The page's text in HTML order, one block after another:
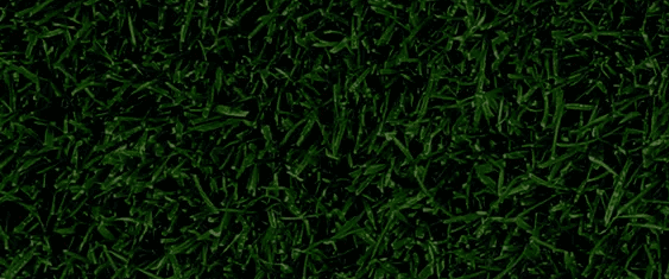
队下半程联赛争冠。
伊东纯也VS前田大然！日本两大前锋特点与前景解析
2026美加墨世界杯落下帷幕，伊东纯也与前田大然代表日本队
俱乐部新赛季赛场表现。